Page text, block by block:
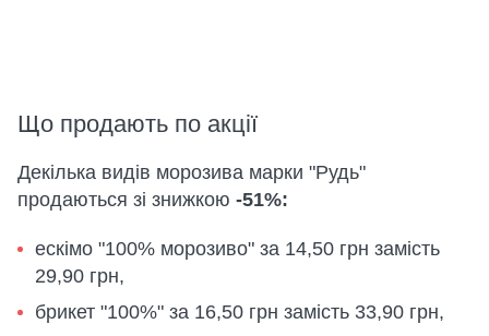
Що продають по акції
Декілька видів морозива марки "Рудь"
продаються зі знижкою -51%:
ескімо "100% морозиво" за 14,50 грн замість
29,90 грн,
брикет "100%" за 16,50 грн замість 33,90 грн,